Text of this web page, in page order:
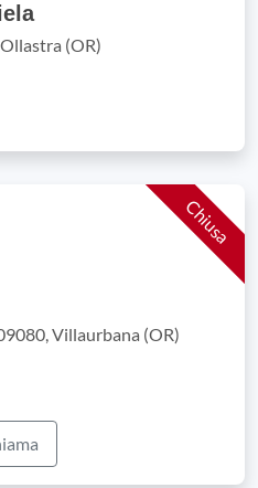
(OR)
Villaurbana (OR)
Chiusa